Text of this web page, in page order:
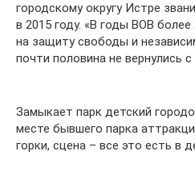
городскому округу Истре
в 2015 году. «В годы ВОВ
на защиту свободы и
почти половина не вернулись
Замыкает парк детский
месте бывшего парка
горки, сцена – все это есть в